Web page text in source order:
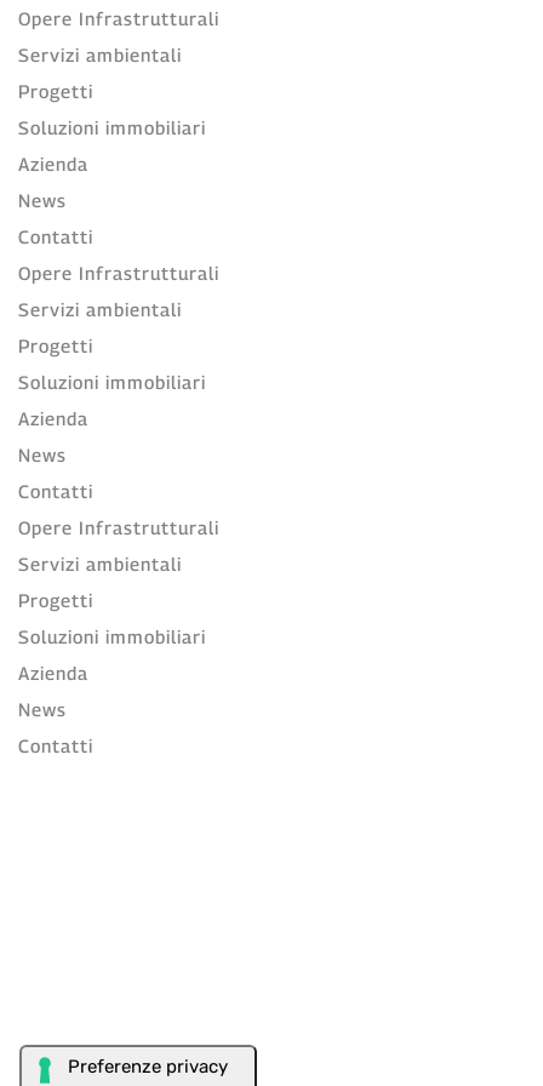
Opere Infrastrutturali
Servizi ambientali
Progetti
Soluzioni immobiliari
Azienda
News
Contatti
Opere Infrastrutturali
Servizi ambientali
Progetti
Soluzioni immobiliari
Azienda
News
Contatti
Opere Infrastrutturali
Servizi ambientali
Progetti
Soluzioni immobiliari
Azienda
News
Contatti